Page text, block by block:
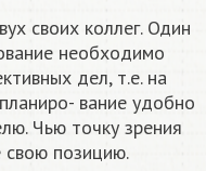
своих коллег. Один
необходимо
дел, т.е. на
вание удобно
Чью точку зрения
позицию.